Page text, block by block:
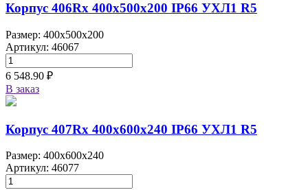
Корпус 406Rx 400х500х200 IP66 УХЛ1 R5
Размер: 400x500x200
Артикул: 46067
6 548.90 ₽
В заказ
Корпус 407Rx 400х600х240 IP66 УХЛ1 R5
Размер: 400x600x240
Артикул: 46077